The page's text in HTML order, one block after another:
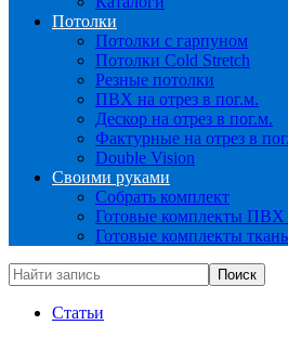
Потолки
Потолки с гарпуном
Потолки Cold Stretch
Резные потолки
ПВХ на отрез в пог.м.
Дескор на отрез в пог.м.
Фактурные на отрез в
Double Vision
Своими руками
Собрать комплект
Готовые комплекты ПВХ
Готовые комплекты
Статьи